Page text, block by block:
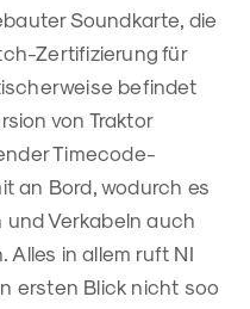
Soundkarte, die
Zertifizierung für
befindet
von Traktor
Timecode-
an Bord, wodurch es
Verkabeln auch
Alles in allem ruft NI
ersten Blick nicht soo